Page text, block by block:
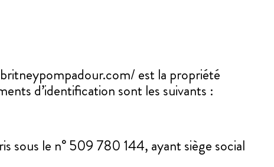
est la propriété
d’identification sont les suivants :
sous le n° 509 780 144, ayant siège social